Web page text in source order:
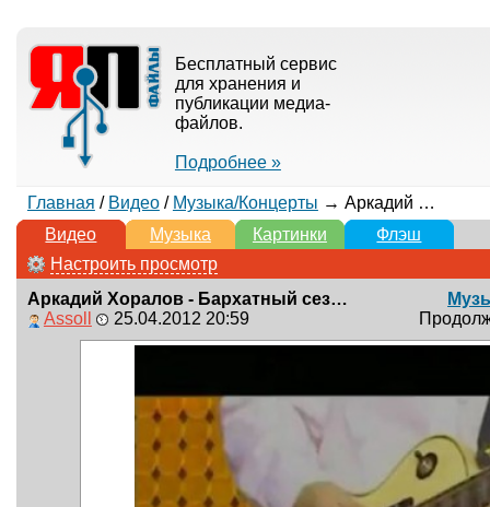
Бесплатный сервис
для хранения и
публикации медиа-
файлов.
Подробнее »
Главная / Видео/ Музыка/Концерты → Аркадий Хоралов - Бархатный сезон (А.Хоралов - В.Попов)
Видео
Музыка Картинки
Флэш
Настроить просмотр
Аркадий Хоралов - Бархатный сезон (А.Хоралов - В.Попов)
Assoll
25.04.2012 20:59